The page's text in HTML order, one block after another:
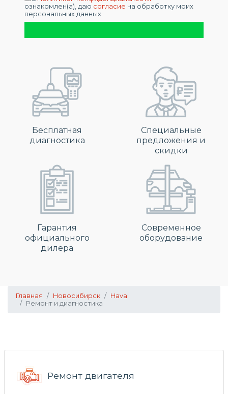
ознакомлен(а), даю согласие на обработку моих
персональных данных
Бесплатная
диагностика
Специальные
предложения и
скидки
Гарантия
официального
дилера
Современное
оборудование
Главная Новосибирск
Haval
Ремонт и диагностика
Ремонт двигателя